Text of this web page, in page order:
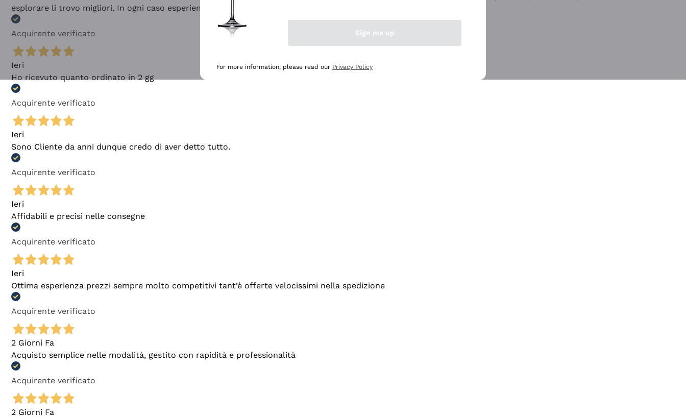
esplorare li trovo migliori. In ogni caso esperienza buona e lo consiglio! 👍
Acquirente verificato
Ieri
Ho ricevuto quanto ordinato in 2 gg
Acquirente verificato
Ieri
Sono Cliente da anni dunque credo di aver detto tutto.
Acquirente verificato
Ieri
Affidabili e precisi nelle consegne
Acquirente verificato
Ieri
Ottima esperienza prezzi sempre molto competitivi tant’è offerte velocissimi nella spedizione
Acquirente verificato
2 Giorni Fa
Acquisto semplice nelle modalità, gestito con rapidità e professionalità
Acquirente verificato
2 Giorni Fa
Sign me up
For more information, please read our Privacy Policy